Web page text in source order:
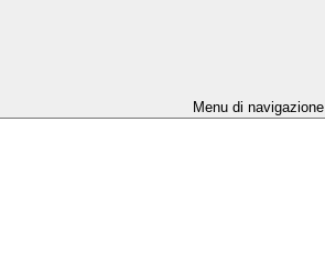
Menu di navigazione